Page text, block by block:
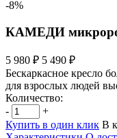
-8%
КАМЕДИ
5 980 ₽ 5 490 ₽
Бескаркасное кресло
для взрослых людей
Количество:
-
+
Купить в один клик В